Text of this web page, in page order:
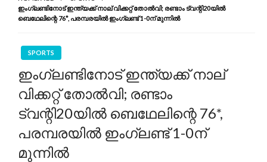
ഇംഗ്ലണ്ടിനോട് ഇന്ത്യക്ക് നാല് വിക്കറ്റ് തോൽവി; രണ്ടാം ട്വന്റി20യിൽ
ബെഥേലിന്റെ 76*, പരമ്പരയിൽ ഇംഗ്ലണ്ട് 1-0ന് മുന്നിൽ
SPORTS
ഇംഗ്ലണ്ടിനോട് ഇന്ത്യക്ക് നാല്
വിക്കറ്റ് തോൽവി; രണ്ടാം
ട്വന്റി20യിൽ ബെഥേലിന്റെ 76*,
പരമ്പരയിൽ ഇംഗ്ലണ്ട് 1-0ന്
മുന്നിൽ